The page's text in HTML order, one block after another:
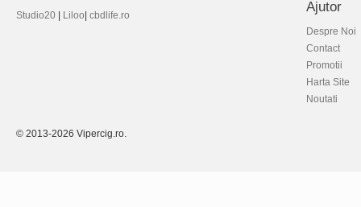
Studio20 Liloo cbdlife.ro
Ajutor
Despre Noi
Contact
Promotii
Harta Site
Noutati
© 2013-2026 Vipercig.ro.